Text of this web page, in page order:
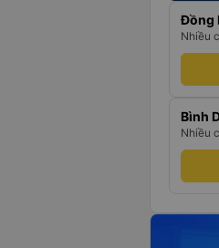
Đồng
Nhiều
Bình
Nhiều